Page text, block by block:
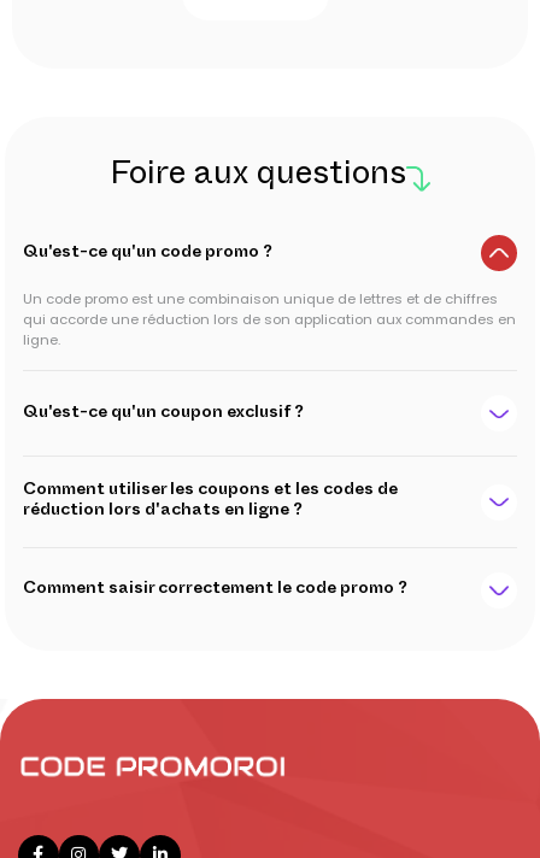
Foire aux questions
Qu'est-ce qu'un code promo ?
Un code promo est une combinaison unique de lettres et de chiffres
qui accorde une réduction lors de son application aux commandes en
ligne.
Qu'est-ce qu'un coupon exclusif ?
Comment utiliser les coupons et les codes de
réduction lors d'achats en ligne ?
Comment saisir correctement le code promo ?